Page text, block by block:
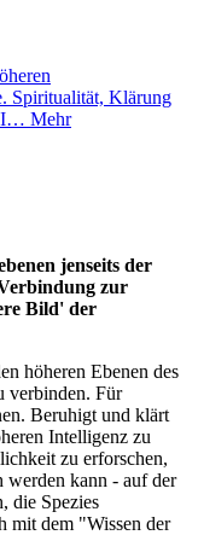
Spiritualität, Klärung
I… Mehr
jenseits der
zur
Bild' der
höheren Ebenen des
verbinden. Für
Beruhigt und klärt
Intelligenz zu
zu erforschen,
werden kann - auf der
die Spezies
mit dem "Wissen der